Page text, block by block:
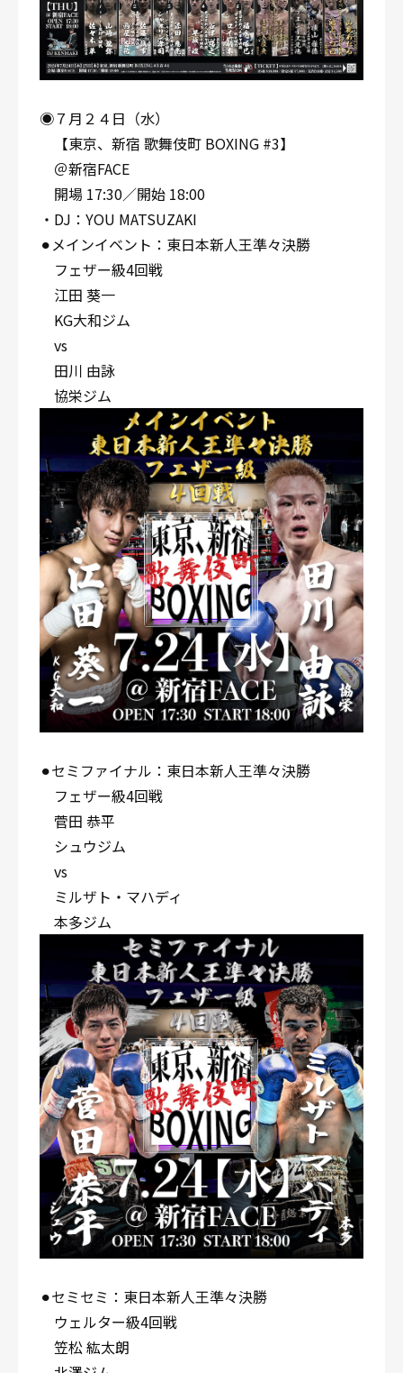
◉７月２４日（水）
【東京、新宿 歌舞伎町 BOXING #3】
＠新宿FACE
開場 17:30／開始 18:00
・DJ：YOU MATSUZAKI
⚫︎メインイベント：東日本新人王準々決勝
フェザー級4回戦
江田 葵一
KG大和ジム
vs
田川 由詠
協栄ジム
⚫︎セミファイナル：東日本新人王準々決勝
フェザー級4回戦
菅田 恭平
シュウジム
vs
ミルザト・マハディ
本多ジム
⚫︎セミセミ：東日本新人王準々決勝
ウェルター級4回戦
笠松 紘太朗